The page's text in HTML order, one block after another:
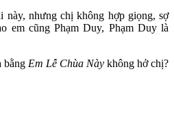
này, nhưng chị không hợp giọng, sợ
em cũng Phạm Duy, Phạm Duy là
bằng Em Lễ Chùa Này không hở chị?